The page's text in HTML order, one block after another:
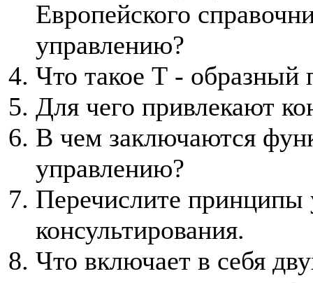
Европейского
управлению?
Что такое Т - образный
Для чего привлекают
В чем заключаются
управлению?
Перечислите принципы
консультирования.
Что включает в себя